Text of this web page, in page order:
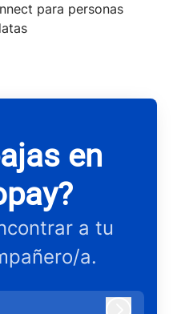
para personas
en
a tu
a.